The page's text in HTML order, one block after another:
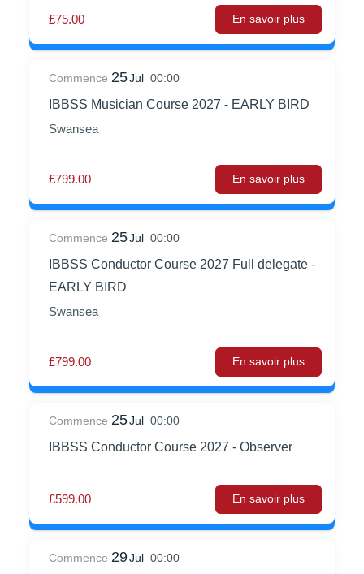
£75.00 En savoir plus
Commence 25Jul 00:00
IBBSS Musician Course 2027 - EARLY BIRD
Swansea
£799.00 En savoir plus
Commence 25Jul 00:00
IBBSS Conductor Course 2027 Full delegate -
EARLY BIRD
Swansea
£799.00 En savoir plus
Commence 25Jul 00:00
IBBSS Conductor Course 2027 - Observer
£599.00 En savoir plus
Commence 29Jul 00:00